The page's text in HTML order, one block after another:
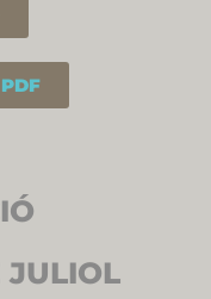
JULIOL